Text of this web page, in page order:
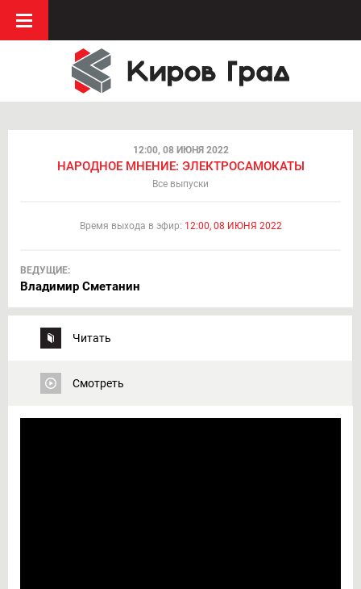
12:00, 08 ИЮНЯ 2022
НАРОДНОЕ МНЕНИЕ: ЭЛЕКТРОСАМОКАТЫ
Все выпуски
Время выхода в эфир: 12:00, 08 ИЮНЯ 2022
ВЕДУЩИЕ:
Владимир Сметанин
Читать
Смотреть